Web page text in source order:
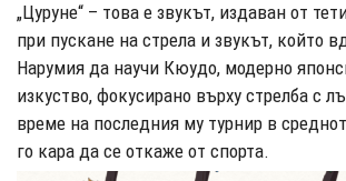
„Цуруне“ – това е звукът, издаван от
при пускане на стрела и звукът, който
Нарумия да научи Кюудо, модерно
изкуство, фокусирано върху стрелба с
време на последния му турнир в
го кара да се откаже от спорта.